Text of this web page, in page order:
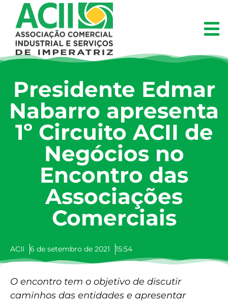
Presidente Edmar
Nabarro apresenta
1º Circuito ACII de
Negócios no
Encontro das
Associações
Comerciais
ACII 6 de setembro de 2021 15:54
O encontro tem o objetivo de discutir
caminhos das entidades e apresentar